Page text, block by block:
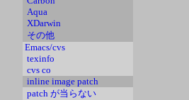
Aqua
XDarwin
その他
Emacs/cvs
texinfo
cvs co
inline image patch
patch が当らない